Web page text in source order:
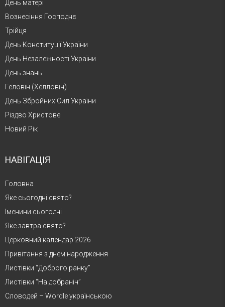
День матері
Вознесіння Господнє
Трійця
День Конституції України
День Незалежності України
День знань
Геловін (Хелловін)
День Збройних Сил України
Різдво Христове
Новий Рік
НАВІГАЦІЯ
Головна
Яке сьогодні свято?
Іменини сьогодні
Яке завтра свято?
Церковний календар 2026
Привітання з днем народження
Листівки “Доброго ранку”
Листівки “На добраніч”
Словодей – Wordle українською